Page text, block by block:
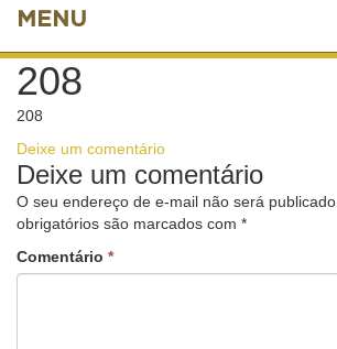
MENU
208
208
Deixe um comentário
Deixe um comentário
O seu endereço de e-mail não será publicado.
obrigatórios são marcados com *
Comentário *